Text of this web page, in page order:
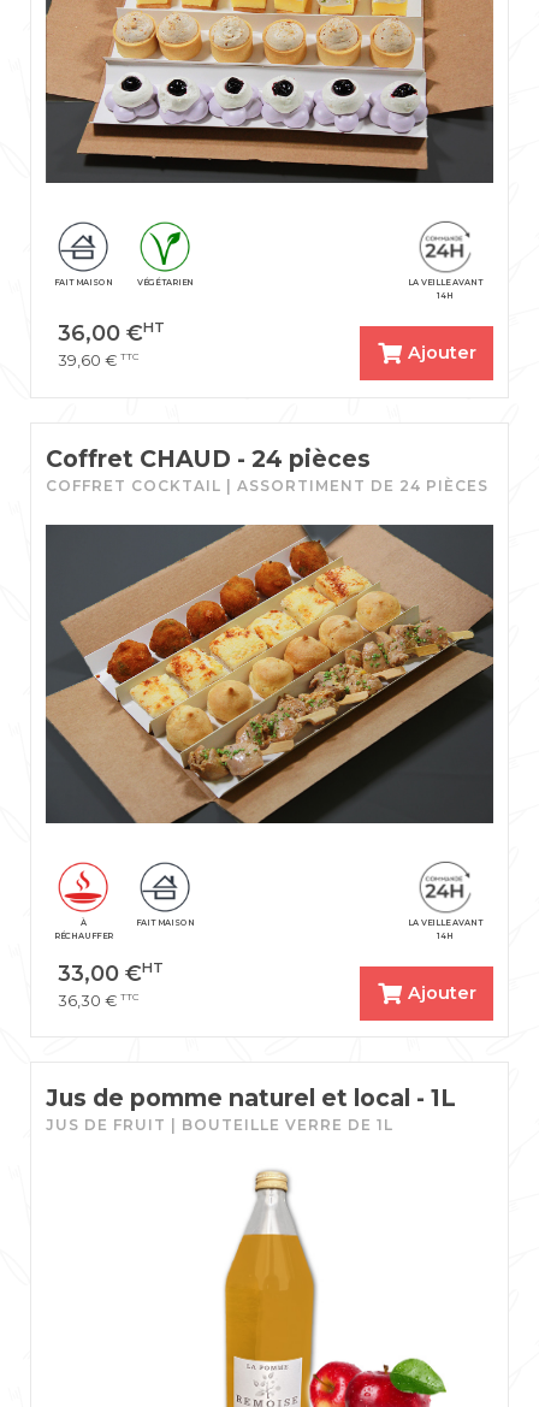
LA VEILLE AVANT
14H
FAIT MAISON VÉGÉTARIEN
36,00 €HT
39,60 € TTC Ajouter
Coffret CHAUD - 24 pièces
COFFRET COCKTAIL | ASSORTIMENT DE 24 PIÈCES
LA VEILLE AVANT
14H
À
RÉCHAUFFER
FAIT MAISON
33,00 €HT
36,30 € TTC Ajouter
Jus de pomme naturel et local - 1L
JUS DE FRUIT | BOUTEILLE VERRE DE 1L